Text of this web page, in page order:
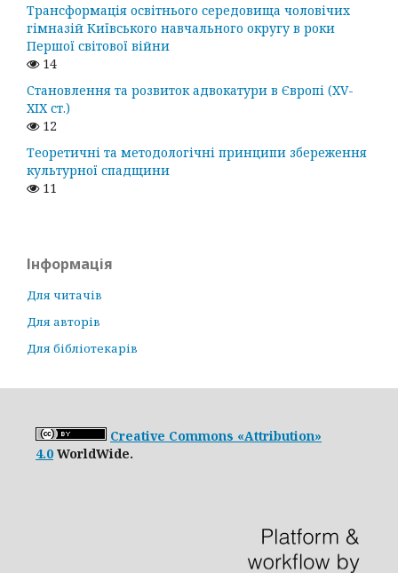
Трансформація освітнього середовища чоловічих
гімназій Київського навчального округу в роки
Першої світової війни
14
Становлення та розвиток адвокатури в Європі (ХV-
ХІХ ст.)
12
Теоретичні та методологічні принципи збереження
культурної спадщини
11
Інформація
Для читачів
Для авторів
Для бібліотекарів
Creative Commons «Attribution»
4.0 WorldWide.